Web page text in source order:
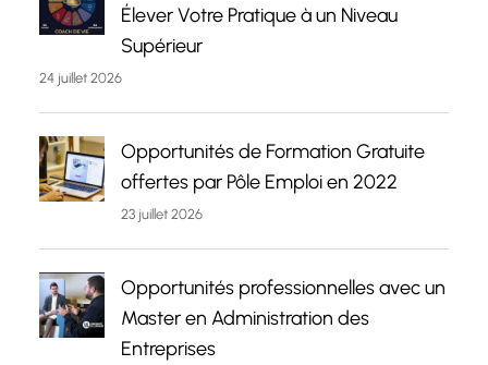
Élever Votre Pratique à un Niveau
Supérieur
24 juillet 2026
Opportunités de Formation Gratuite
offertes par Pôle Emploi en 2022
23 juillet 2026
Opportunités professionnelles avec un
Master en Administration des
Entreprises